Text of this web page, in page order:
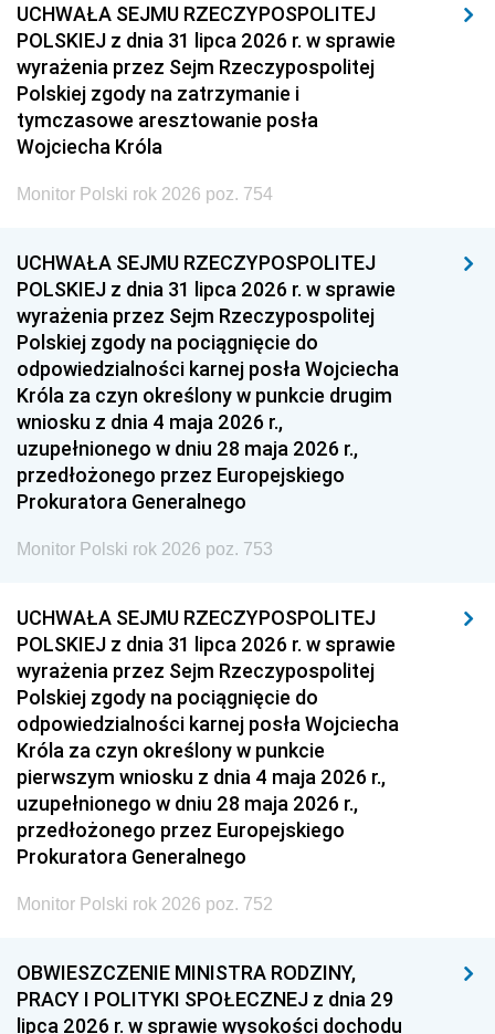
UCHWAŁA SEJMU RZECZYPOSPOLITEJ
POLSKIEJ z dnia 31 lipca 2026 r. w sprawie
wyrażenia przez Sejm Rzeczypospolitej
Polskiej zgody na zatrzymanie i
tymczasowe aresztowanie posła
Wojciecha Króla
Monitor Polski rok 2026 poz. 754
UCHWAŁA SEJMU RZECZYPOSPOLITEJ
POLSKIEJ z dnia 31 lipca 2026 r. w sprawie
wyrażenia przez Sejm Rzeczypospolitej
Polskiej zgody na pociągnięcie do
odpowiedzialności karnej posła Wojciecha
Króla za czyn określony w punkcie drugim
wniosku z dnia 4 maja 2026 r.,
uzupełnionego w dniu 28 maja 2026 r.,
przedłożonego przez Europejskiego
Prokuratora Generalnego
Monitor Polski rok 2026 poz. 753
UCHWAŁA SEJMU RZECZYPOSPOLITEJ
POLSKIEJ z dnia 31 lipca 2026 r. w sprawie
wyrażenia przez Sejm Rzeczypospolitej
Polskiej zgody na pociągnięcie do
odpowiedzialności karnej posła Wojciecha
Króla za czyn określony w punkcie
pierwszym wniosku z dnia 4 maja 2026 r.,
uzupełnionego w dniu 28 maja 2026 r.,
przedłożonego przez Europejskiego
Prokuratora Generalnego
Monitor Polski rok 2026 poz. 752
OBWIESZCZENIE MINISTRA RODZINY,
PRACY I POLITYKI SPOŁECZNEJ z dnia 29
lipca 2026 r. w sprawie wysokości dochodu